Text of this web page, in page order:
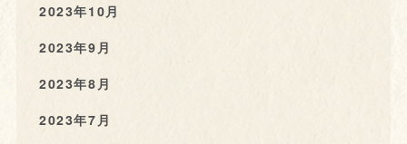
2023年10月
2023年9月
2023年8月
2023年7月